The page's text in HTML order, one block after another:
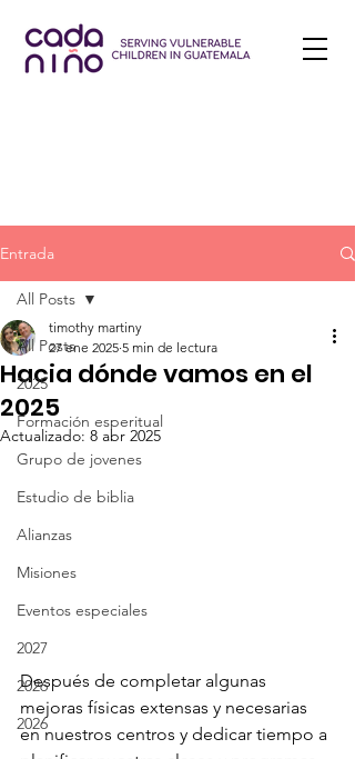
Entrada
All Posts
2025
Formación esperitual
Grupo de jovenes
Estudio de biblia
Alianzas
Misiones
Eventos especiales
2027
2026
2026
All Posts
Hacia dónde vamos en el
2025
timothy martiny
27 ene 2025 5 min de lectura
Actualizado: 8 abr 2025
Después de completar algunas
mejoras físicas extensas y necesarias
en nuestros centros y dedicar tiempo a